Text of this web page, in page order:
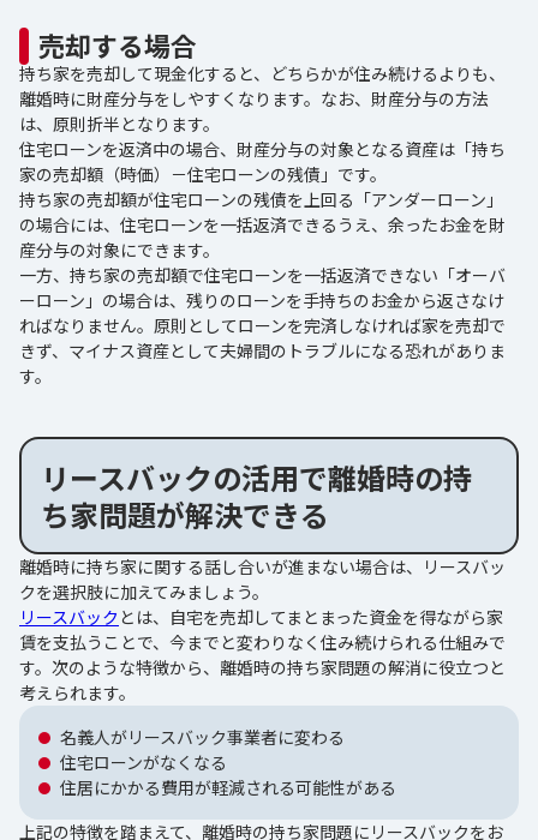
売却する場合
持ち家を売却して現金化すると、どちらかが住み続けるよりも、
離婚時に財産分与をしやすくなります。なお、財産分与の方法
は、原則折半となります。
住宅ローンを返済中の場合、財産分与の対象となる資産は「持ち
家の売却額（時価）－住宅ローンの残債」です。
持ち家の売却額が住宅ローンの残債を上回る「アンダーローン」
の場合には、住宅ローンを一括返済できるうえ、余ったお金を財
産分与の対象にできます。
一方、持ち家の売却額で住宅ローンを一括返済できない「オーバ
ーローン」の場合は、残りのローンを手持ちのお金から返さなけ
ればなりません。原則としてローンを完済しなければ家を売却で
きず、マイナス資産として夫婦間のトラブルになる恐れがありま
す。
リースバックの活用で離婚時の持
ち家問題が解決できる
離婚時に持ち家に関する話し合いが進まない場合は、リースバッ
クを選択肢に加えてみましょう。
リースバック とは、自宅を売却してまとまった資金を得ながら家
賃を支払うことで、今までと変わりなく住み続けられる仕組みで
す。次のような特徴から、離婚時の持ち家問題の解消に役立つと
考えられます。
名義人がリースバック事業者に変わる
住宅ローンがなくなる
住居にかかる費用が軽減される可能性がある
上記の特徴を踏まえて、離婚時の持ち家問題にリースバックをお